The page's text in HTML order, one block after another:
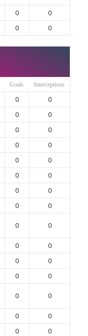
0
0
0 0
Goals Interceptions
0
0
0
0
0
0
0
0
0
0
0
0
0
0
0
0
0 0
0
0
0
0
0
0
0 0
0
0
0 0